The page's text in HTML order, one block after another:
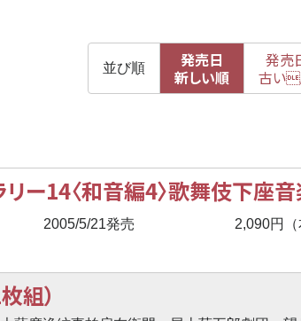
並び順
発売日
新しい順
発売
古い
ー14〈和音編4〉歌舞伎下座
2005/5/21発売
2,090円（
組）